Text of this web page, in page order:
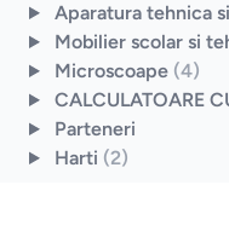
Aparatura tehnica
Mobilier scolar si
Microscoape (4)
CALCULATOARE
Parteneri
Harti (2)